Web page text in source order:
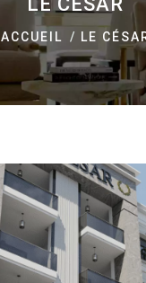
ACCUEIL LE